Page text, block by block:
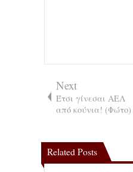
Next
Έτσι γίνεσαι ΑΕΛ
από κούνια! (Φώτο)
Related Posts